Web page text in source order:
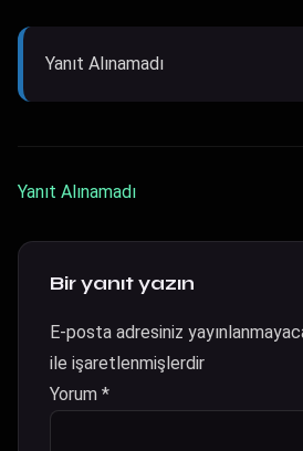
Yanıt Alınamadı
Yanıt Alınamadı
Bir yanıt yazın
E-posta adresiniz
ile işaretlenmişlerdir
Yorum *